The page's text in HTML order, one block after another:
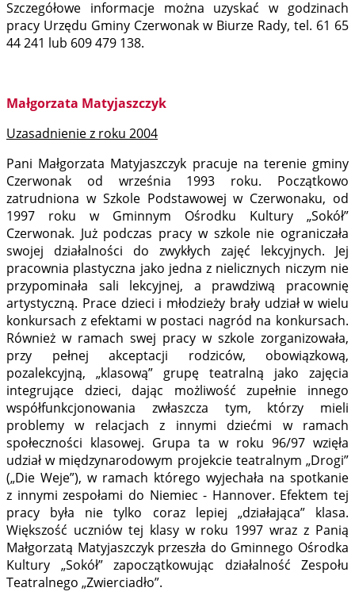
Szczegółowe informacje można uzyskać w godzinach
pracy Urzędu Gminy Czerwonak w Biurze Rady, tel. 61 65
44 241 lub 609 479 138.
Małgorzata Matyjaszczyk
Uzasadnienie z roku 2004
Pani Małgorzata Matyjaszczyk pracuje na terenie gminy
Czerwonak od września 1993 roku. Początkowo
zatrudniona w Szkole Podstawowej w Czerwonaku, od
1997 roku w Gminnym Ośrodku Kultury „Sokół”
Czerwonak. Już podczas pracy w szkole nie ograniczała
swojej działalności do zwykłych zajęć lekcyjnych. Jej
pracownia plastyczna jako jedna z nielicznych niczym nie
przypominała sali lekcyjnej, a prawdziwą pracownię
artystyczną. Prace dzieci i młodzieży brały udział w wielu
konkursach z efektami w postaci nagród na konkursach.
Również w ramach swej pracy w szkole zorganizowała,
przy pełnej akceptacji rodziców, obowiązkową,
pozalekcyjną, „klasową” grupę teatralną jako zajęcia
integrujące dzieci, dając możliwość zupełnie innego
współfunkcjonowania zwłaszcza tym, którzy mieli
problemy w relacjach z innymi dziećmi w ramach
społeczności klasowej. Grupa ta w roku 96/97 wzięła
udział w międzynarodowym projekcie teatralnym „Drogi”
(„Die Weje”), w ramach którego wyjechała na spotkanie
z innymi zespołami do Niemiec - Hannover. Efektem tej
pracy była nie tylko coraz lepiej „działająca” klasa.
Większość uczniów tej klasy w roku 1997 wraz z Panią
Małgorzatą Matyjaszczyk przeszła do Gminnego Ośrodka
Kultury „Sokół” zapoczątkowując działalność Zespołu
Teatralnego „Zwierciadło”.